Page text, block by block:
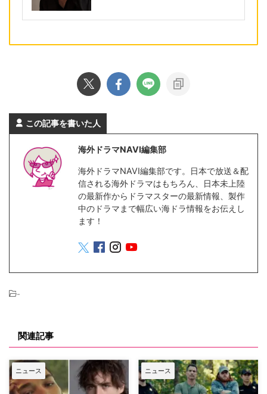
この記事を書いた人
海外ドラマNAVI編集部
海外ドラマNAVI編集部です。日本で放送＆配
信される海外ドラマはもちろん、日本未上陸
の最新作からドラマスターの最新情報、製作
中のドラマまで幅広い海ドラ情報をお伝えし
ます！
-
関連記事
ニュース ニュース